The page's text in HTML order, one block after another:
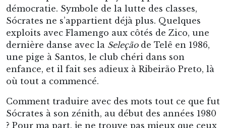
Sócrates à son zénith, au début des années 1980
? Pour ma part, je ne trouve pas mieux que ceux
de Jérôme Latta, auteur d’un article
crépusculaire pourLe Monde, qu’il conclut en
faisant« le constat que ces moments de grâce ne
furent que le crépuscule d’une idée du jeu à la fois
comme accomplissement esthétique et comme
Numéro 1 : Rivellino